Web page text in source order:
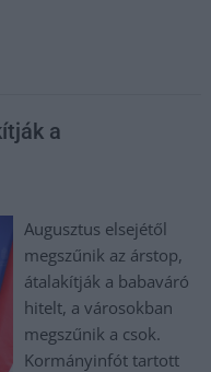
a
Augusztus elsejétől
megszűnik az árstop,
átalakítják a babaváró
hitelt, a városokban
megszűnik a csok.
Kormányinfót tartott